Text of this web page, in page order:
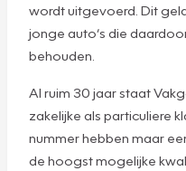
wordt uitgevoerd. Dit
jonge auto’s die
behouden.
Al ruim 30 jaar staat
zakelijke als particuliere
nummer hebben maar
de hoogst mogelijke